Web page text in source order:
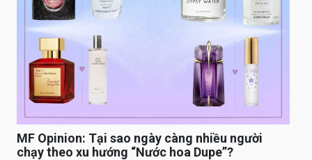
MF Opinion: Tại sao ngày càng nhiều người
chạy theo xu hướng “Nước hoa Dupe”?